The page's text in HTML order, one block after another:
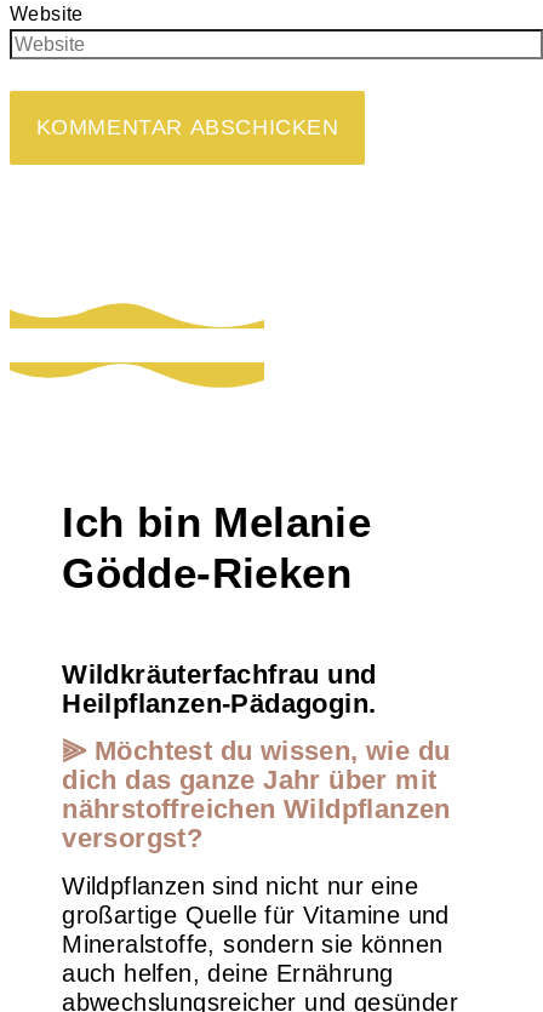
Website
Ich bin Melanie
Gödde-Rieken
Wildkräuterfachfrau und
Heilpflanzen-Pädagogin.
⫸ Möchtest du wissen, wie du
dich das ganze Jahr über mit
nährstoffreichen Wildpflanzen
versorgst?
Wildpflanzen sind nicht nur eine
großartige Quelle für Vitamine und
Mineralstoffe, sondern sie können
auch helfen, deine Ernährung
abwechslungsreicher und gesünder